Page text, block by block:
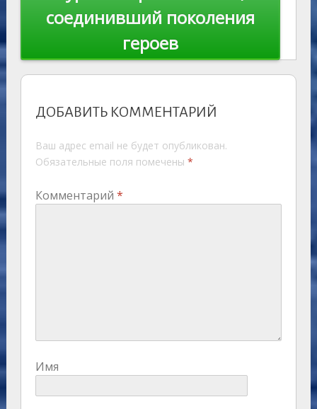
соединивший поколения
героев
ДОБАВИТЬ КОММЕНТАРИЙ
Ваш адрес email не будет опубликован.
Обязательные поля помечены *
Комментарий *
Имя